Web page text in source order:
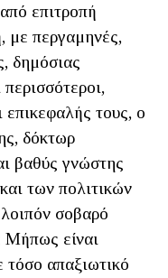
επιτροπή
με περγαμηνές,
δημόσιας
επικεφαλής τους, ο
δόκτωρ
βαθύς γνώστης
των πολιτικών
σοβαρό
είναι
τόσο απαξιωτικό